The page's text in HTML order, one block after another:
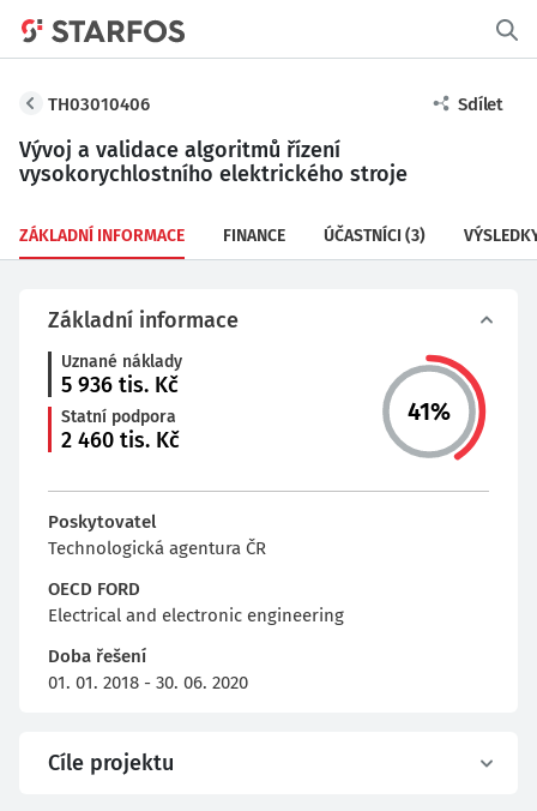
TH03010406 Sdílet
Vývoj a validace algoritmů řízení
vysokorychlostního elektrického stroje
ZÁKLADNÍ INFORMACE FINANCE ÚČASTNÍCI (3)
Základní informace
Uznané náklady
5 936 tis. Kč
Statní podpora
2 460 tis. Kč
41%
Poskytovatel
Technologická agentura ČR
OECD FORD
Electrical and electronic engineering
Doba řešení
01. 01. 2018 - 30. 06. 2020
Cíle projektu